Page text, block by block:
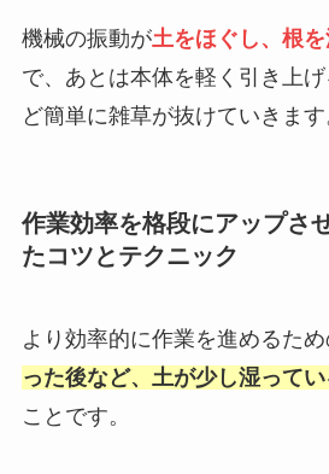
機械の振動が土をほぐし、根
で、あとは本体を軽く引き上
ど簡単に雑草が抜けていきます
作業効率を格段にアップさ
たコツとテクニック
より効率的に作業を進めるため
った後など、土が少し湿って
ことです。